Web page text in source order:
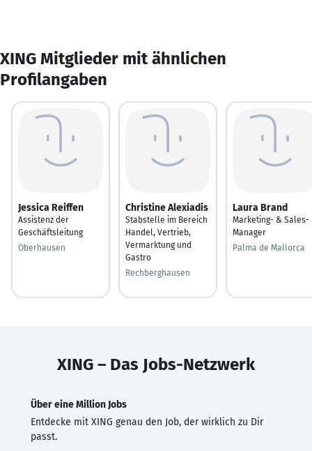
XING Mitglieder mit ähnlichen
Profilangaben
Jessica Reiffen
Assistenz der
Geschäftsleitung
Oberhausen
Christine Alexiadis
Stabstelle im Bereich
Handel, Vertrieb,
Vermarktung und
Gastro
Rechberghausen
Laura Brand
Marketing- & Sales-
Manager
Palma de Mallorca
XING – Das Jobs-Netzwerk
Über eine Million Jobs
Entdecke mit XING genau den Job, der wirklich zu Dir
passt.